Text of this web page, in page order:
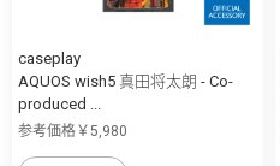
caseplay
AQUOS wish5 真田将太朗 - Co-
produced ...
参考価格￥5,980